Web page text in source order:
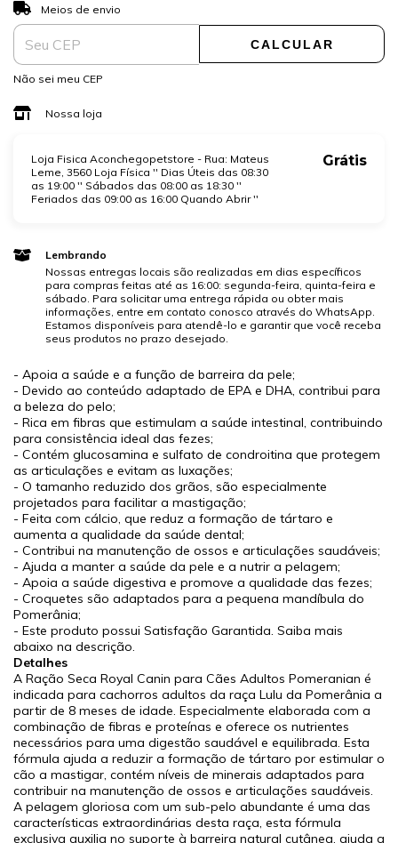
Entregas para o CEP:
Meios de envio
CALCULAR
Não sei meu CEP
Nossa loja
Loja Fisica Aconchegopetstore - Rua: Mateus
Leme, 3560 Loja Física '' Dias Úteis das 08:30
as 19:00 '' Sábados das 08:00 as 18:30 ''
Feriados das 09:00 as 16:00 Quando Abrir ''
Grátis
Lembrando
Nossas entregas locais são realizadas em dias específicos
para compras feitas até as 16:00: segunda-feira, quinta-feira e
sábado. Para solicitar uma entrega rápida ou obter mais
informações, entre em contato conosco através do WhatsApp.
Estamos disponíveis para atendê-lo e garantir que você receba
seus produtos no prazo desejado.
- Apoia a saúde e a função de barreira da pele;
- Devido ao conteúdo adaptado de EPA e DHA, contribui para
a beleza do pelo;
- Rica em fibras que estimulam a saúde intestinal, contribuindo
para consistência ideal das fezes;
- Contém glucosamina e sulfato de condroitina que protegem
as articulações e evitam as luxações;
- O tamanho reduzido dos grãos, são especialmente
projetados para facilitar a mastigação;
- Feita com cálcio, que reduz a formação de tártaro e
aumenta a qualidade da saúde dental;
- Contribui na manutenção de ossos e articulações saudáveis;
- Ajuda a manter a saúde da pele e a nutrir a pelagem;
- Apoia a saúde digestiva e promove a qualidade das fezes;
- Croquetes são adaptados para a pequena mandíbula do
Pomerânia;
- Este produto possui Satisfação Garantida. Saiba mais
abaixo na descrição.
Detalhes
A Ração Seca Royal Canin para Cães Adultos Pomeranian é
indicada para cachorros adultos da raça Lulu da Pomerânia a
partir de 8 meses de idade. Especialmente elaborada com a
combinação de fibras e proteínas e oferece os nutrientes
necessários para uma digestão saudável e equilibrada. Esta
fórmula ajuda a reduzir a formação de tártaro por estimular o
cão a mastigar, contém níveis de minerais adaptados para
contribuir na manutenção de ossos e articulações saudáveis.
A pelagem gloriosa com um sub-pelo abundante é uma das
características extraordinárias desta raça, esta fórmula
exclusiva auxilia no suporte à barreira natural cutânea, ajuda a